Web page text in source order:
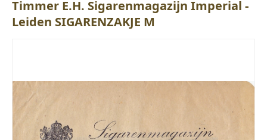
Timmer E.H. Sigarenmagazijn Imperial -
Leiden SIGARENZAKJE M